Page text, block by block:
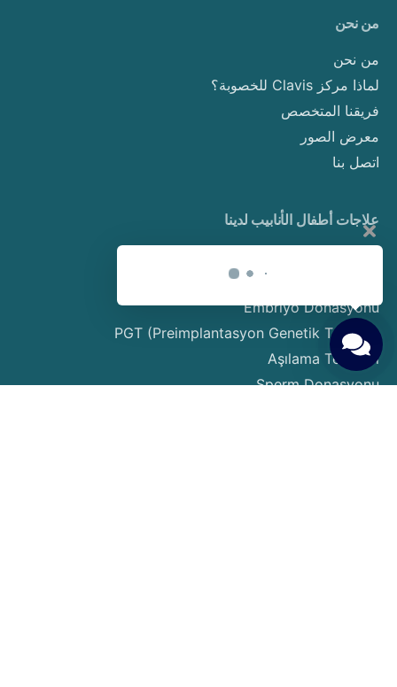
من نحن
من نحن
لماذا مركز Clavis للخصوبة؟
فريقنا المتخصص
معرض الصور
اتصل بنا
علاجات أطفال الأنابيب لدينا
Embriyo Donasyonu
PGT (Preimplantasyon Genetik Tarama)
Aşılama Tedavisi
Sperm Donasyonu